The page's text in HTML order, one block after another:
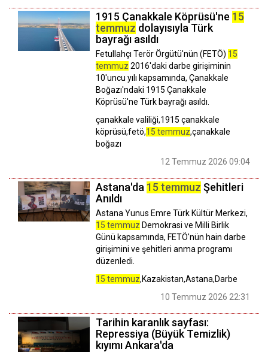
1915 Çanakkale Köprüsü'ne 15
temmuz dolayısıyla Türk
bayrağı asıldı
Fetullahçı Terör Örgütü'nün (FETÖ) 15
temmuz 2016'daki darbe girişiminin
10'uncu yılı kapsamında, Çanakkale
Boğazı'ndaki 1915 Çanakkale
Köprüsü'ne Türk bayrağı asıldı.
çanakkale valiliği,1915 çanakkale
köprüsü,fetö,15 temmuz,çanakkale
boğazı
12 Temmuz 2026 09:04
Astana'da 15 temmuz Şehitleri
Anıldı
Astana Yunus Emre Türk Kültür Merkezi,
15 temmuz Demokrasi ve Milli Birlik
Günü kapsamında, FETÖ'nün hain darbe
girişimini ve şehitleri anma programı
düzenledi.
15 temmuz,Kazakistan,Astana,Darbe
10 Temmuz 2026 22:31
Tarihin karanlık sayfası:
Repressiya (Büyük Temizlik)
kıyımı Ankara'da